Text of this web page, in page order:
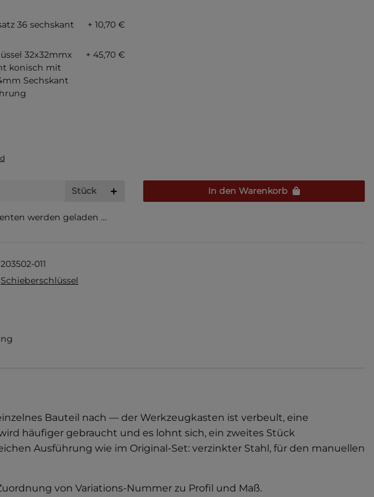
36 sechskant
+ 10,70 €
32x32mmx
konisch mit
Sechskant
+ 45,70 €
Stück In den Warenkorb
werden geladen ...
203502-011
Schieberschlüssel
Bauteil nach — der Werkzeugkasten ist verbeult, eine
häufiger gebraucht und es lohnt sich, ein zweites Stück
Ausführung wie im Original-Set: verzinkter Stahl, für den manuellen
von Variations-Nummer zu Profil und Maß.